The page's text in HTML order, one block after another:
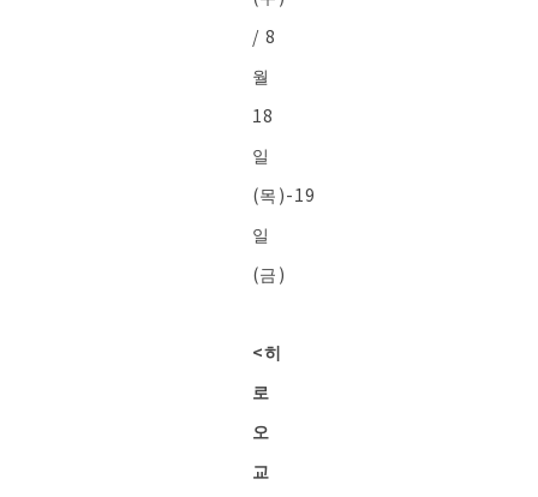
/ 8
월
18
일
(목)-19
일
(금)
<히
로
오
교